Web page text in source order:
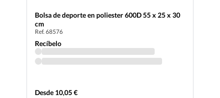
Bolsa de deporte en poliester 600D 55 x 25 x 30
cm
Ref. 68576
Recíbelo
Desde 10,05 €